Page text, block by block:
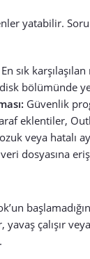
yatabilir.
En sık
disk bölümünde
Güvenlik
eklentiler,
veya hatalı
veri dosyasına
çalışır